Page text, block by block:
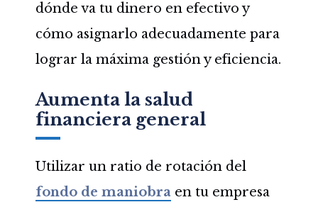
dónde va tu dinero en efectivo y
cómo asignarlo adecuadamente para
lograr la máxima gestión y eficiencia.
Aumenta la salud
financiera general
Utilizar un ratio de rotación del
fondo de maniobraen tu empresa